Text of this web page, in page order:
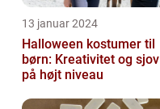
13 januar 2024
Halloween kostumer til
børn: Kreativitet og sjov
på højt niveau